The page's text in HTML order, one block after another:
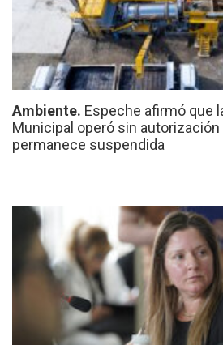
Ambiente. Espeche afirmó que
Municipal operó sin
permanece suspendida